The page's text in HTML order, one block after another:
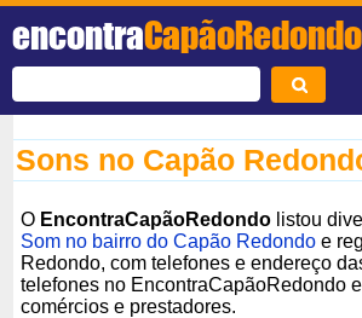
encontraCapãoRedondo
Sons no Capão
O EncontraCapãoRedondo listou
Som no bairro do Capão Redondo e
Redondo, com telefones e endereço
telefones no EncontraCapãoRedondo
comércios e prestadores.